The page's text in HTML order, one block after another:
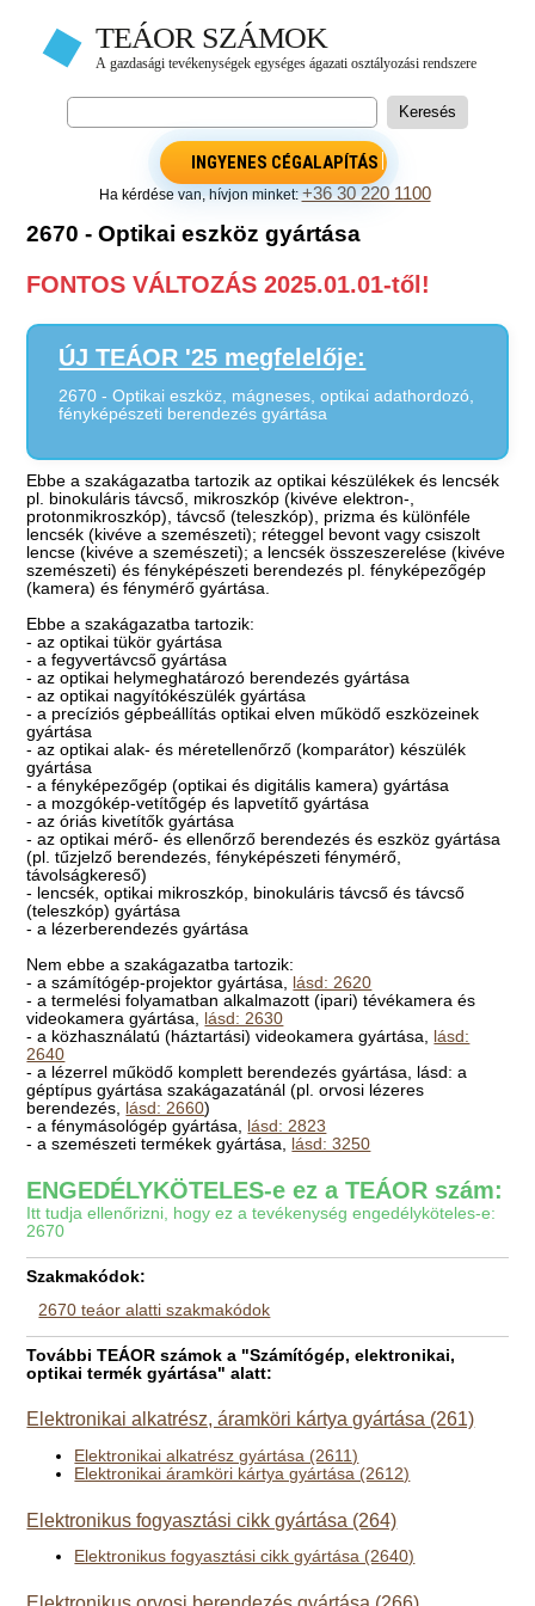
INGYENES CÉGALAPÍTÁS
Ha kérdése van, hívjon minket:+36 30 220 1100
2670 - Optikai eszköz gyártása
FONTOS VÁLTOZÁS 2025.01.01-től!
ÚJ TEÁOR '25 megfelelője:
2670 - Optikai eszköz, mágneses, optikai adathordozó,
fényképészeti berendezés gyártása
Ebbe a szakágazatba tartozik az optikai készülékek és lencsék
pl. binokuláris távcső, mikroszkóp (kivéve elektron-,
protonmikroszkóp), távcső (teleszkóp), prizma és különféle
lencsék (kivéve a szemészeti); réteggel bevont vagy csiszolt
lencse (kivéve a szemészeti); a lencsék összeszerelése (kivéve
szemészeti) és fényképészeti berendezés pl. fényképezőgép
(kamera) és fénymérő gyártása.
Ebbe a szakágazatba tartozik:
- az optikai tükör gyártása
- a fegyvertávcső gyártása
- az optikai helymeghatározó berendezés gyártása
- az optikai nagyítókészülék gyártása
- a precíziós gépbeállítás optikai elven működő eszközeinek
gyártása
- az optikai alak- és méretellenőrző (komparátor) készülék
gyártása
- a fényképezőgép (optikai és digitális kamera) gyártása
- a mozgókép-vetítőgép és lapvetítő gyártása
- az óriás kivetítők gyártása
- az optikai mérő- és ellenőrző berendezés és eszköz gyártása
(pl. tűzjelző berendezés, fényképészeti fénymérő,
távolságkereső)
- lencsék, optikai mikroszkóp, binokuláris távcső és távcső
(teleszkóp) gyártása
- a lézerberendezés gyártása
Nem ebbe a szakágazatba tartozik:
- a számítógép-projektor gyártása, lásd: 2620
- a termelési folyamatban alkalmazott (ipari) tévékamera és
videokamera gyártása, lásd: 2630
- a közhasználatú (háztartási) videokamera gyártása, lásd:
2640
- a lézerrel működő komplett berendezés gyártása, lásd: a
géptípus gyártása szakágazatánál (pl. orvosi lézeres
berendezés, lásd: 2660)
- a fénymásológép gyártása, lásd: 2823
- a szemészeti termékek gyártása, lásd: 3250
ENGEDÉLYKÖTELES-e ez a TEÁOR szám:
Itt tudja ellenőrizni, hogy ez a tevékenység engedélyköteles-e:
2670
Szakmakódok:
2670 teáor alatti szakmakódok
További TEÁOR számok a "Számítógép, elektronikai,
optikai termék gyártása" alatt:
Elektronikai alkatrész, áramköri kártya gyártása (261)
Elektronikai alkatrész gyártása (2611)
Elektronikai áramköri kártya gyártása (2612)
Elektronikus fogyasztási cikk gyártása (264)
Elektronikus fogyasztási cikk gyártása (2640)